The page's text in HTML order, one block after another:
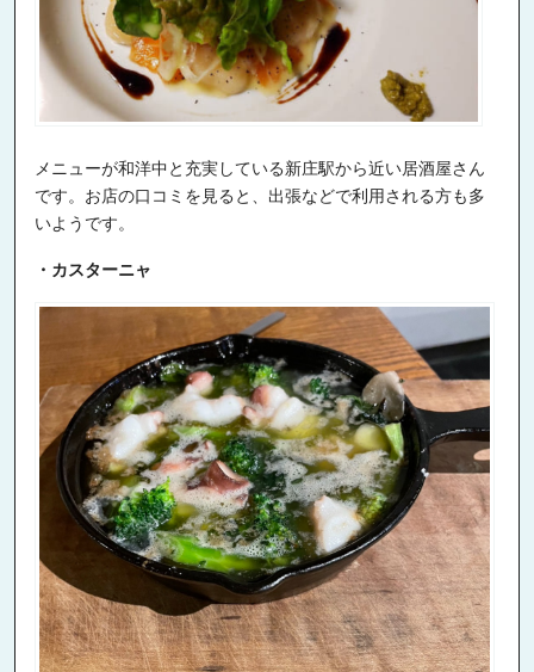
メニューが和洋中と充実している新庄駅から近い居酒屋さん
です。お店の口コミを見ると、出張などで利用される方も多
いようです。
・カスターニャ